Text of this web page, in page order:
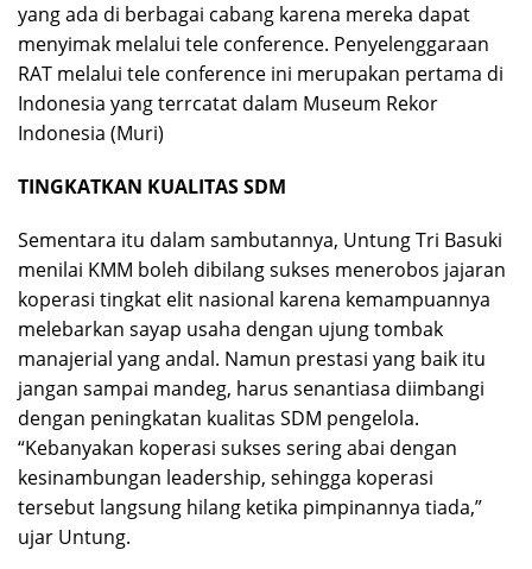
yang ada di berbagai cabang karena mereka dapat
menyimak melalui tele conference. Penyelenggaraan
RAT melalui tele conference ini merupakan pertama di
Indonesia yang terrcatat dalam Museum Rekor
Indonesia (Muri)
TINGKATKAN KUALITAS SDM
Sementara itu dalam sambutannya, Untung Tri Basuki
menilai KMM boleh dibilang sukses menerobos jajaran
koperasi tingkat elit nasional karena kemampuannya
melebarkan sayap usaha dengan ujung tombak
manajerial yang andal. Namun prestasi yang baik itu
jangan sampai mandeg, harus senantiasa diimbangi
dengan peningkatan kualitas SDM pengelola.
“Kebanyakan koperasi sukses sering abai dengan
kesinambungan leadership, sehingga koperasi
tersebut langsung hilang ketika pimpinannya tiada,”
ujar Untung.